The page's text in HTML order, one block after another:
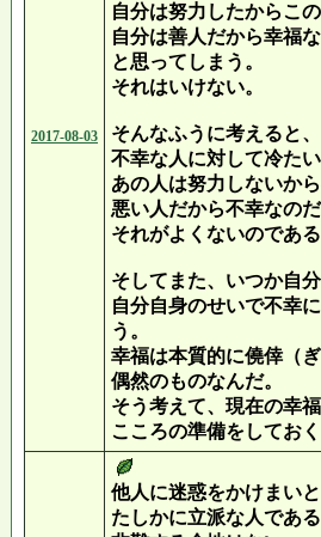
2017-08-03
自分は努力したからこ
自分は善人だから幸福
と思ってしまう。
それはいけない。
そんなふうに考えると、
不幸な人に対して冷た
あの人は努力しないか
悪い人だから不幸なの
それがよくないのであ
そしてまた、いつか自
自分自身のせいで不幸
う。
幸福は本質的に僥倖（
偶然のものなんだ。
そう考えて、現在の幸
こころの準備をしてお
他人に迷惑をかけまい
たしかに立派な人であ